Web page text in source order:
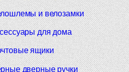
и велозамки
для дома
ящики
дверные ручки